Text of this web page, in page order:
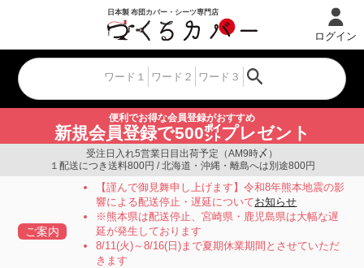
便利でお得な会員登録がおすすめ
新規会員登録で500㌽プレゼント
ログイン
受注日入れ5営業日目出荷予定（AM9時〆）
１配送につき送料800円 / 北海道・沖縄・離島へは別途800円
ご案内
【謹んで御見舞申し上げます】令和8年熊本地震の影
響による配送停止・遅延についてお知らせ
※熊本県は配送停止、宮崎県・鹿児島県は大幅な遅
延が発生しております
8/11(火)～8/16(日)まで夏期休業期間とさせていただ
きます